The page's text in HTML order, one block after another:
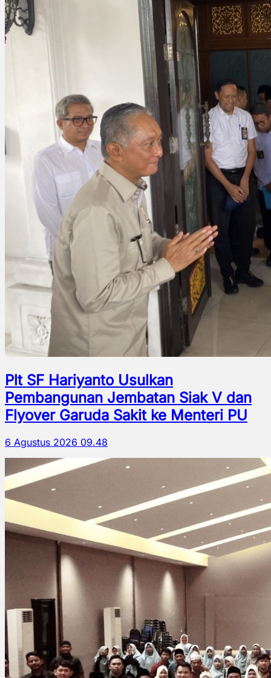
Plt SF Hariyanto Usulkan
Pembangunan Jembatan Siak V dan
Flyover Garuda Sakit ke Menteri PU
6 Agustus 2026 09.48